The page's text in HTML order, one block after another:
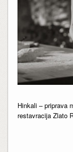
Hinkali – priprava
restavracija Zlato